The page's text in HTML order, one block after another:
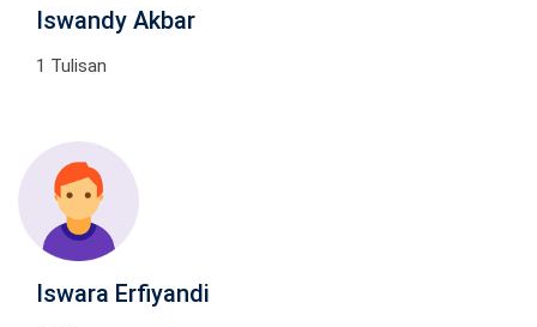
Iswandy Akbar
1 Tulisan
Iswara Erfiyandi